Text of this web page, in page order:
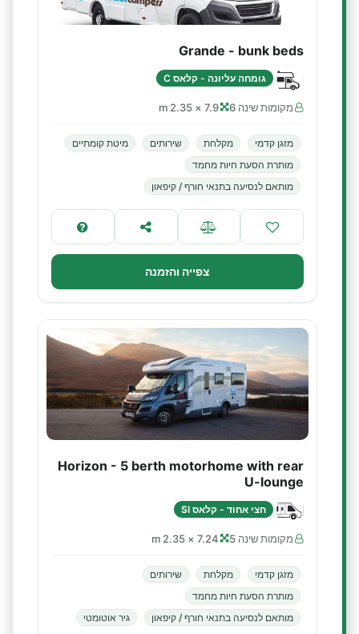
Grande - bunk beds
גומחה עליונה - קלאס C
מקומות שינה 6 7.9 × 2.35 m
מזגן קדמי מקלחת שירותים
מיטת קומתיים
מותרת הסעת חיות מחמד
מותאם לנסיעה בתנאי חורף / קיפאון
צפייה והזמנה
Horizon - 5 berth motorhome with rear
U-lounge
חצי אחוד - קלאס SI
מקומות שינה 5 7.24 × 2.35 m
מזגן קדמי מקלחת
שירותים
מותרת הסעת חיות מחמד
מותאם לנסיעה בתנאי חורף / קיפאון
גיר אוטומטי